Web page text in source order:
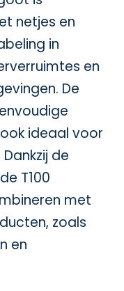
netjes en
in
en
De
ideaal voor
de
T100
met
zoals
en